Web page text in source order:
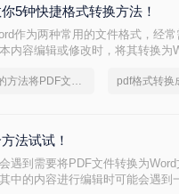
5钟快捷格式转换方法！
作为两种常用的文件格式，经
内容编辑或修改时，将其转换为
有没有快捷的方法将PDF文件转换成Word文档
法试试！
遇到需要将PDF文件转换为
中的内容进行编辑时可能会遇到